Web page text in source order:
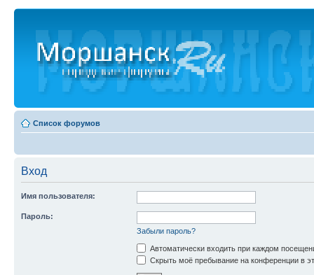
Список форумов
Вход
Имя пользователя:
Пароль:
Забыли пароль?
Автоматически входить при каждом
Скрыть моё пребывание на конференции в